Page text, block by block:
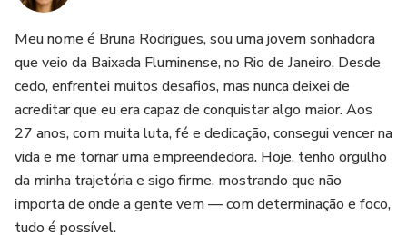
seu comportamento, temos uma boa notícia para te dar!
Não se
desespere encontramos um jeitinho de amenizar o que
você está
passando.
Neste livro, você conhecerá diversas dicas e técnicas para
Meu nome é Bruna Rodrigues, sou uma jovem sonhadora
que veio da Baixada Fluminense, no Rio de Janeiro. Desde
cedo, enfrentei muitos desafios, mas nunca deixei de
acreditar que eu era capaz de conquistar algo maior. Aos
27 anos, com muita luta, fé e dedicação, consegui vencer na
vida e me tornar uma empreendedora. Hoje, tenho orgulho
da minha trajetória e sigo firme, mostrando que não
importa de onde a gente vem — com determinação e foco,
tudo é possível.